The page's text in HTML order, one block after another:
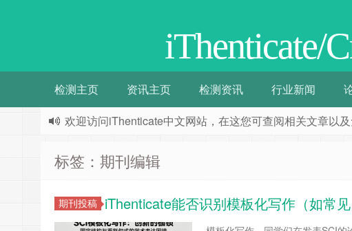
iThenticate/
检测主页 资讯主页 检测资讯 行业新闻
欢迎访问iThenticate中文网站，在这您可查阅相关文章以
标签：期刊编辑
期刊投稿 iThenticate能否识别模板化写作（如常